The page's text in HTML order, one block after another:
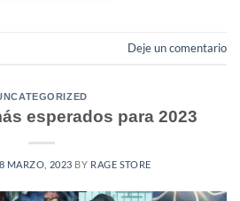
Deje un comentario
esperados para 2023
MARZO, 2023 BY RAGE STORE